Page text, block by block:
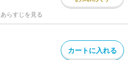
あらすじを見る
カートに入れる